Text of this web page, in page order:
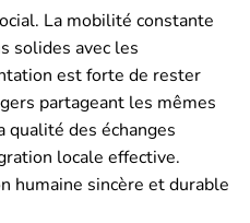
La mobilité constante
solides avec les
est forte de rester
partageant les mêmes
qualité des échanges
locale effective.
humaine sincère et durable